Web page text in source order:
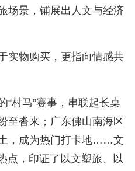
场景，铺展出人文与经济
实物购买，更指向情感共
“村马”赛事，串联起长桌
至沓来；广东佛山南海区
，成为热门打卡地……文
点，印证了以文塑旅、以